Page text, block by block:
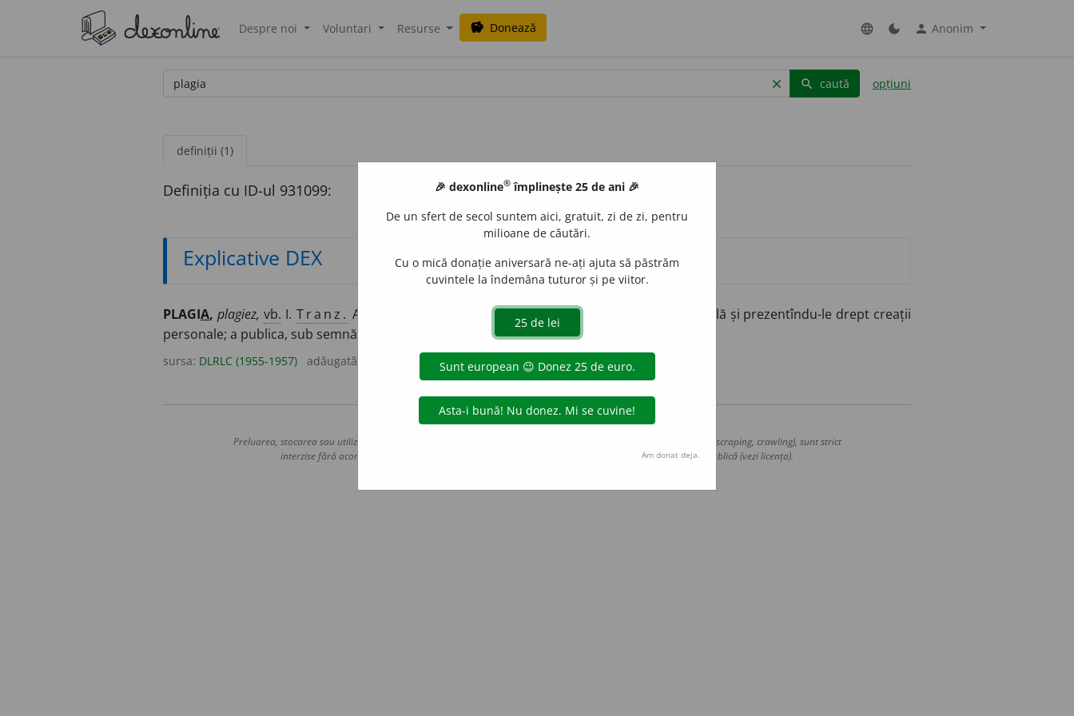
Despre noi Voluntari Resurse savings Donează language dark_mode person Anonim
clear search caută opțiuni
definiții (1)
Definiția cu ID-ul 931099:
Explicative DEX
PLAGIA, plagiez, vb. I. Tranz. A-și însuși idei din scrierile altora păstrînd forma lor originală și prezentîndu-le drept creații
personale; a publica, sub semnătură proprie, părți din opera altuia; a comite un furt literar.
sursa: DLRLC (1955-1957) adăugată de acțiuni
Copyright © 2004-2026 dexonline (https://dexonline.ro)
Preluarea, stocarea sau utilizarea datelor de pe acest site, inclusiv prin orice metode de extragere automată (web scraping, crawling), sunt strict
interzise fără acordul nostru prealabil scris, cu excepția seturilor de date oferite oficial spre utilizare publică (vezi licența).
🎉 dexonline® împlinește 25 de ani 🎉
De un sfert de secol suntem aici, gratuit, zi de zi, pentru
milioane de căutări.
Cu o mică donație aniversară ne-ați ajuta să păstrăm
cuvintele la îndemâna tuturor și pe viitor.
Am donat deja.